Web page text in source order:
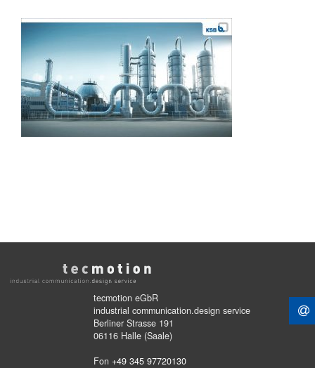
tecmotion eGbR
industrial communication.design service
Berliner Strasse 191
06116 Halle (Saale)
Fon +49 345 97720130